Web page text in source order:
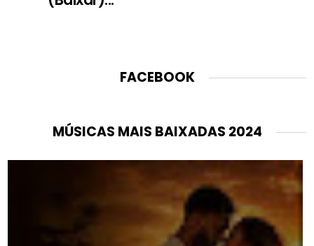
FACEBOOK
MÚSICAS MAIS BAIXADAS 2024